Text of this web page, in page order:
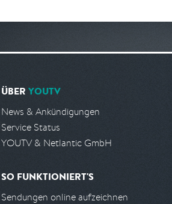
ÜBER YOUTV
News & Ankündigungen
Service Status
YOUTV & Netlantic GmbH
SO FUNKTIONIERT'S
Sendungen online aufzeichnen